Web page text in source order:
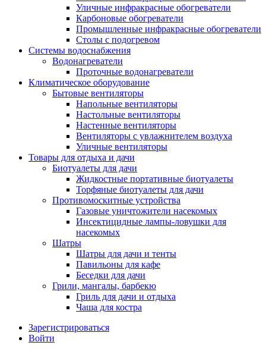
Уличные инфракрасные обогреватели
Карбоновые обогреватели
Промышленные инфракрасные обогреватели
Столы с подогревом
Системы водоснабжения
Водонагреватели
Проточные водонагреватели
Климатическое оборудование
Бытовые вентиляторы
Напольные вентиляторы
Настольные вентиляторы
Настенные вентиляторы
Вентиляторы с увлажнителем воздуха
Уличные вентиляторы
Товары для отдыха и дачи
Биотуалеты для дачи
Жидкостные портативные биотуалеты
Торфяные биотуалеты для дачи
Противомоскитные устройства
Газовые уничтожители насекомых
Инсектицидные лампы-ловушки для
насекомых
Шатры
Шатры для дачи и тенты
Павильоны для кафе
Беседки для дачи
Грили, мангалы, барбекю
Гриль для дачи и отдыха
Чаша для костра
Зарегистрироваться
Войти